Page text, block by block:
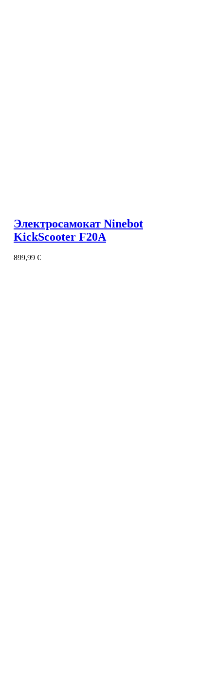
Электросамокат Ninebot
KickScooter F20A
899,99 €